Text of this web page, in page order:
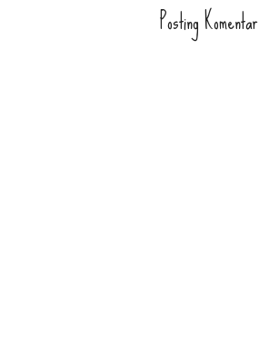
Posting Komentar